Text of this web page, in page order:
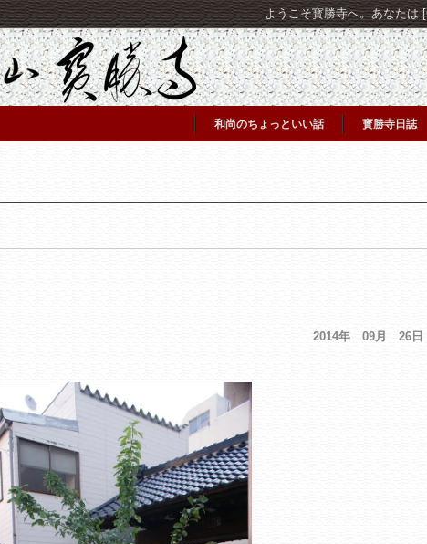
ようこそ寳勝寺へ。あなたは
和尚のちょっといい話 寳勝寺日誌
2014年 09月 26日